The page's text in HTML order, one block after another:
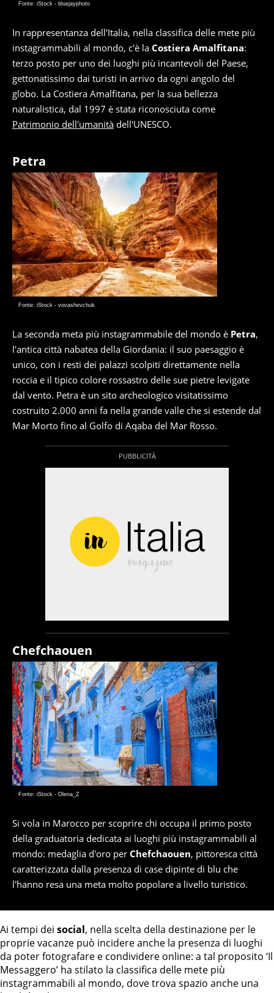
Fonte: iStock - bluejayphoto
In rappresentanza dell'Italia, nella classifica delle mete più
instagrammabili al mondo, c'è la Costiera Amalfitana:
terzo posto per uno dei luoghi più incantevoli del Paese,
gettonatissimo dai turisti in arrivo da ogni angolo del
globo. La Costiera Amalfitana, per la sua bellezza
naturalistica, dal 1997 è stata riconosciuta come
Patrimonio dell'umanità dell'UNESCO.
Petra
Fonte: iStock - vovashevchuk
La seconda meta più instagrammabile del mondo è Petra,
l'antica città nabatea della Giordania: il suo paesaggio è
unico, con i resti dei palazzi scolpiti direttamente nella
roccia e il tipico colore rossastro delle sue pietre levigate
dal vento. Petra è un sito archeologico visitatissimo
costruito 2.000 anni fa nella grande valle che si estende dal
Mar Morto fino al Golfo di Aqaba del Mar Rosso.
Chefchaouen
Fonte: iStock - Olena_Z
Si vola in Marocco per scoprire chi occupa il primo posto
della graduatoria dedicata ai luoghi più instagrammabili al
mondo: medaglia d'oro per Chefchaouen, pittoresca città
caratterizzata dalla presenza di case dipinte di blu che
l'hanno resa una meta molto popolare a livello turistico.
Ai tempi dei social, nella scelta della destinazione per le
proprie vacanze può incidere anche la presenza di luoghi
da poter fotografare e condividere online: a tal proposito ‘Il
Messaggero’ ha stilato la classifica delle mete più
instagrammabili al mondo, dove trova spazio anche una